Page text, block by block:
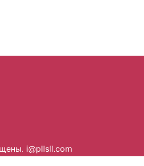
i@pllsll.com